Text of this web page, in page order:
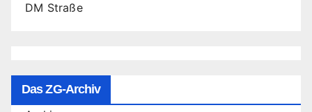
DM Straße
Das ZG-Archiv